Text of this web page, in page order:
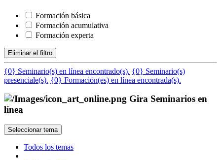
Formación básica
Formación acumulativa
Formación experta
Eliminar el filtro
{0} Seminario(s) en línea encontrado(s). {0} Seminario(s)
presenciale(s). {0} Formación(es) en línea encontrada(s).
Gira Seminarios en
línea
Seleccionar tema
Todos los temas